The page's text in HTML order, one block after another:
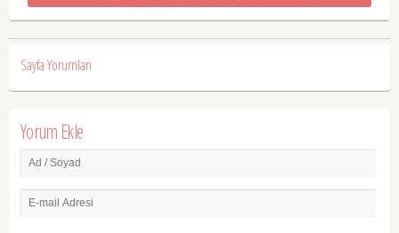
Sayfa Yorumları
Yorum Ekle
Ad / Soyad
E-mail Adresi